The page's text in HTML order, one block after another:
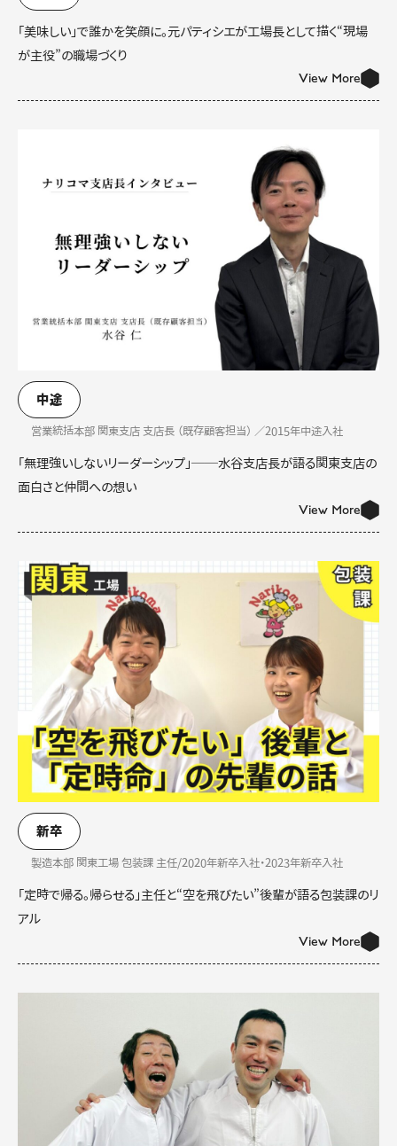
「美味しい」で誰かを笑顔に。元パティシエが工場長として描く“現場
が主役”の職場づくり
View More
中途
営業統括本部 関東支店 支店長 （既存顧客担当） ／2015年中途入社
「無理強いしないリーダーシップ」──水谷支店長が語る関東支店の
面白さと仲間への想い
View More
新卒
製造本部 関東工場 包装課 主任/2020年新卒入社・2023年新卒入社
「定時で帰る。帰らせる」主任と“空を飛びたい”後輩が語る包装課のリ
アル
View More